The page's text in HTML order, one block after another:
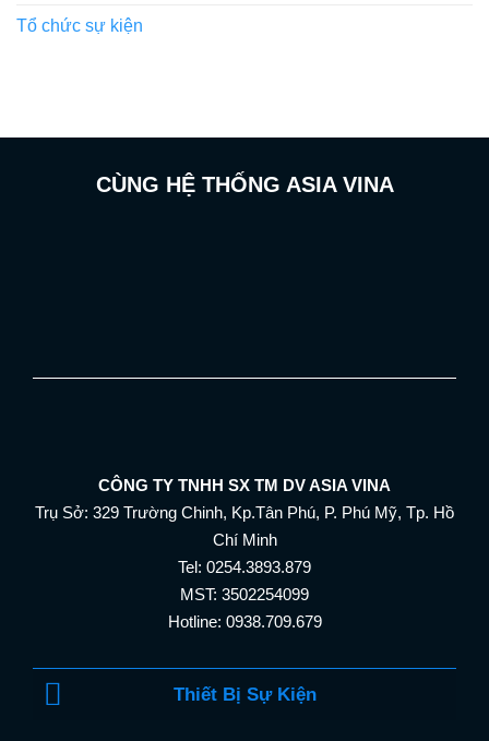
Tổ chức sự kiện
CÙNG HỆ THỐNG ASIA VINA
CÔNG TY TNHH SX TM DV ASIA VINA
Trụ Sở: 329 Trường Chinh, Kp.Tân Phú, P. Phú Mỹ, Tp. Hồ
Chí Minh
Tel: 0254.3893.879
MST: 3502254099
Hotline: 0938.709.679
Thiết Bị Sự Kiện